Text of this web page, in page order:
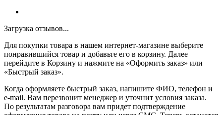
Загрузка отзывов...
Для покупки товара в нашем интернет-магазине выберите
понравившийся товар и добавьте его в корзину. Далее
перейдите в Корзину и нажмите на «Оформить заказ» или
«Быстрый заказ».
Когда оформляете быстрый заказ, напишите ФИО, телефон и
e-mail. Вам перезвонит менеджер и уточнит условия заказа.
По результатам разговора вам придет подтверждение